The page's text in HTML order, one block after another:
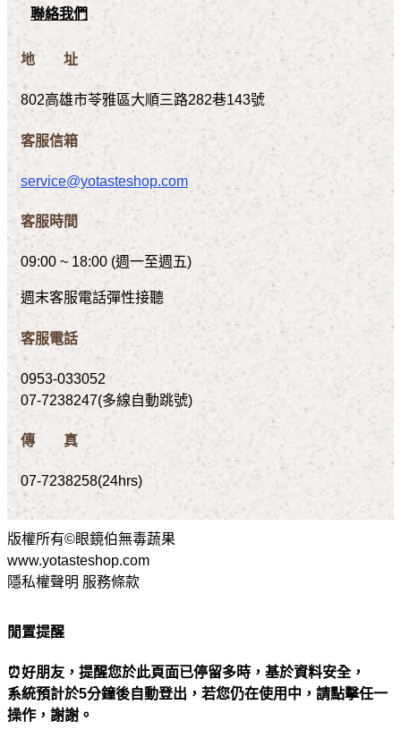
聯絡我們
地 址
802高雄市苓雅區大順三路282巷143號
客服信箱
service@yotasteshop.com
客服時間
09:00 ~ 18:00 (週一至週五)
週末客服電話彈性接聽
客服電話
0953-033052
07-7238247(多線自動跳號)
傳 真
07-7238258(24hrs)
版權所有©眼鏡伯無毒蔬果
www.yotasteshop.com
隱私權聲明 服務條款
閒置提醒
⏰好朋友，提醒您於此頁面已停留多時，基於資料安全，
系統預計於5分鐘後自動登出，若您仍在使用中，請點擊任一
操作，謝謝。